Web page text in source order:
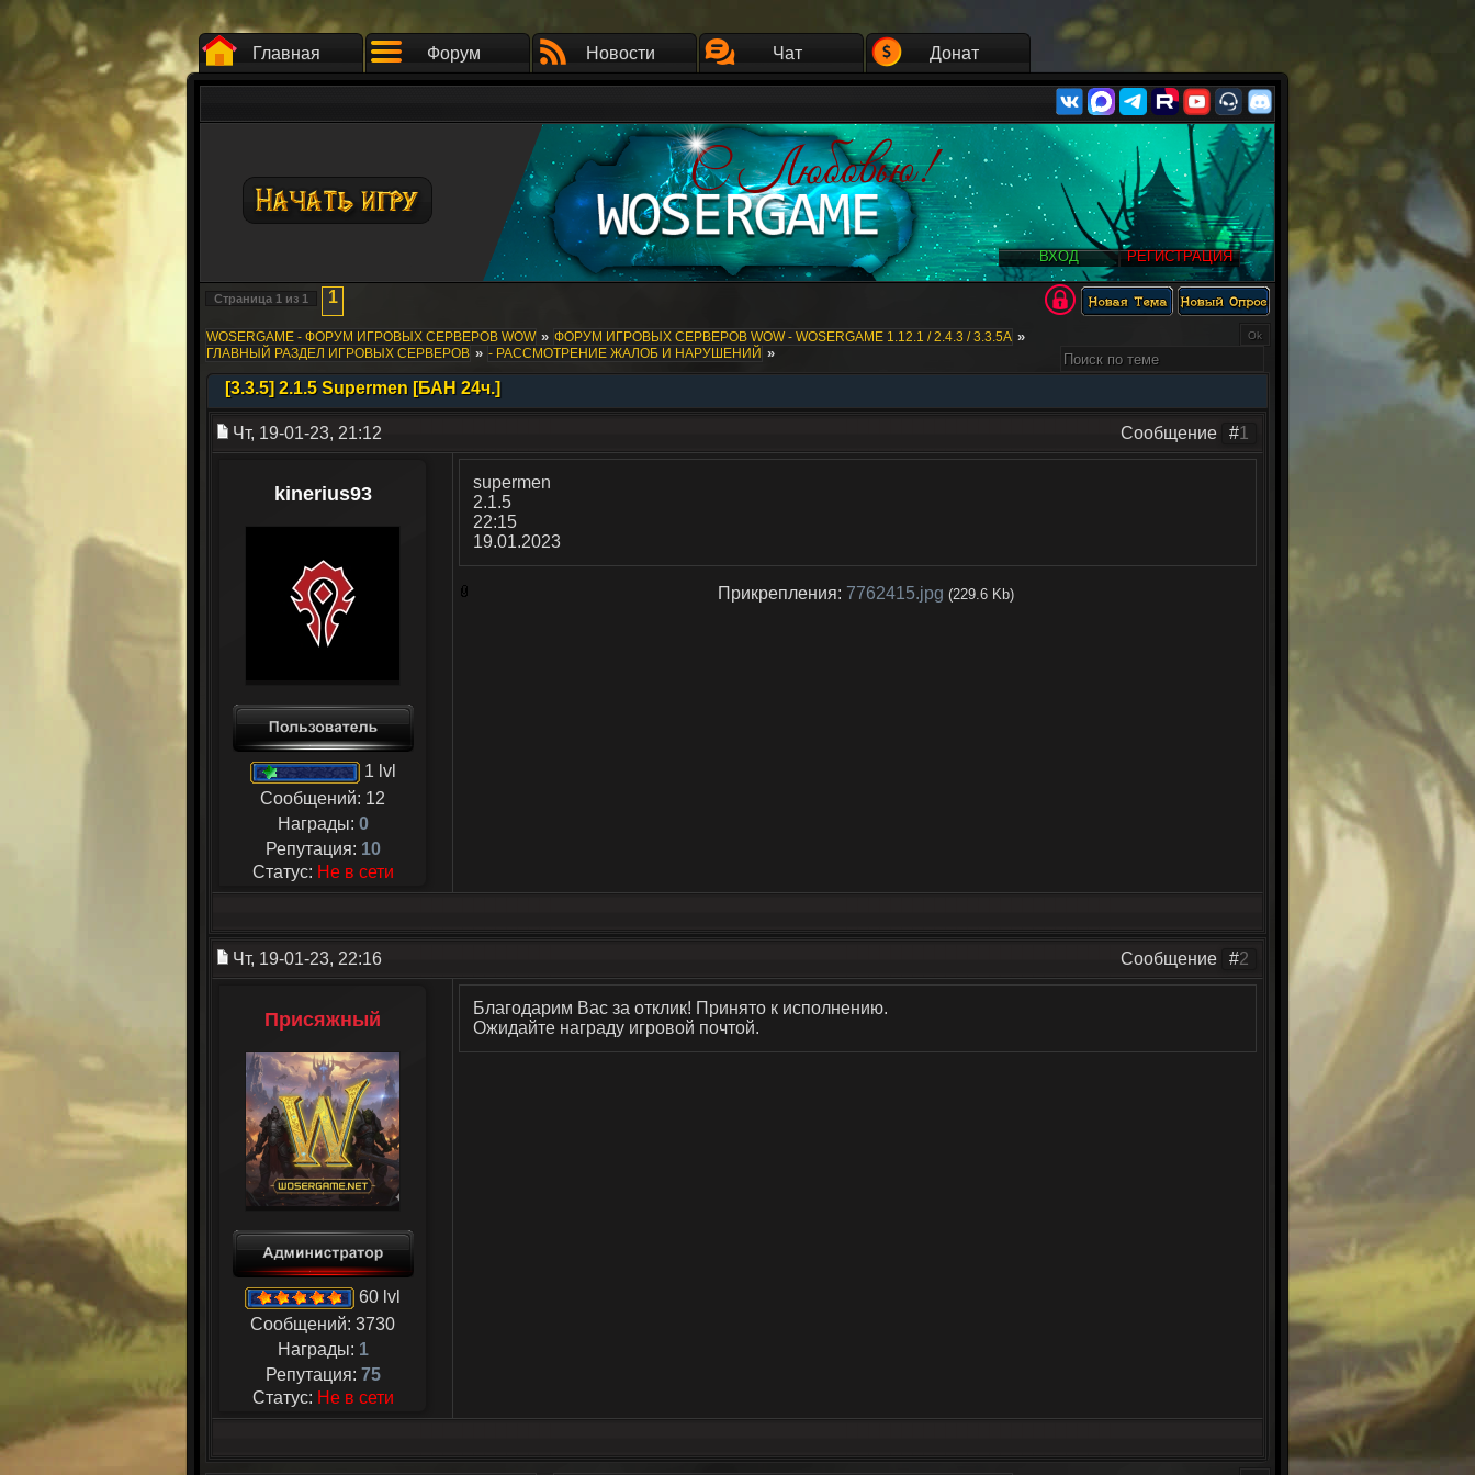
Главная Форум Новости Чат Донат
ВХОД РЕГИСТРАЦИЯ
Страница 1 из 1 1
WOSERGAME - ФОРУМ ИГРОВЫХ СЕРВЕРОВ WOW » ФОРУМ ИГРОВЫХ СЕРВЕРОВ WOW - WOSERGAME 1.12.1 / 2.4.3 / 3.3.5А »
ГЛАВНЫЙ РАЗДЕЛ ИГРОВЫХ СЕРВЕРОВ » - РАССМОТРЕНИЕ ЖАЛОБ И НАРУШЕНИЙ »
[3.3.5] 2.1.5 Supermen [БАН 24ч.]
Чт, 19-01-23, 21:12 Сообщение #1
kinerius93
1 lvl
Сообщений: 12
Награды: 0
Репутация: 10
Статус: Не в сети
supermen
2.1.5
22:15
19.01.2023
Прикрепления: 7762415.jpg (229.6 Kb)
Чт, 19-01-23, 22:16 Сообщение #2
Присяжный
60 lvl
Сообщений: 3730
Награды: 1
Репутация: 75
Статус: Не в сети
Благодарим Вас за отклик! Принято к исполнению.
Ожидайте награду игровой почтой.